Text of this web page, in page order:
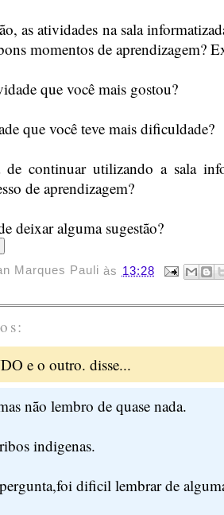
as atividades na sala
momentos de aprendizagem?
que você mais gostou?
que você teve mais dificuldade?
de continuar utilizando a sala
de aprendizagem?
deixar alguma sugestão?
Marques Pauli às 13:28
e o outro. disse...
não lembro de quase nada.
indigenas.
dificil lembrar de